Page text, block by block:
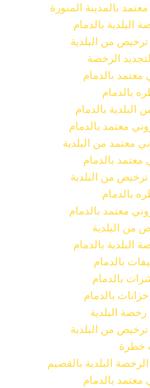
بالمدينة المنورة
البلدية بالدمام
من البلدية
الرخصة
معتمد بالدمام
بالدمام
بالدمام
معتمد بالدمام
معتمد من البلدية
معتمد بالدمام
من البلدية
بالدمام
معتمد بالدمام
من البلدية
البلدية بالدمام
بالدمام
بالدمام
بالدمام
البلدية
من البلدية
خطرة
البلدية بالقصيم
معتمد بالدمام